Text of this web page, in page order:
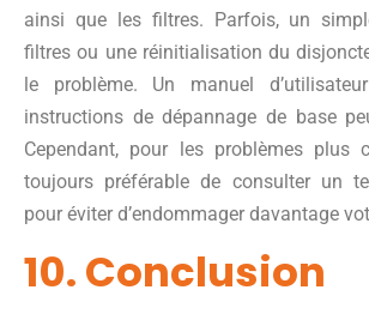
ainsi que les filtres. Parfois, un
filtres ou une réinitialisation du
le problème. Un manuel
instructions de dépannage de base
Cependant, pour les problèmes plus
toujours préférable de consulter un
pour éviter d’endommager davantage
10. Conclusion